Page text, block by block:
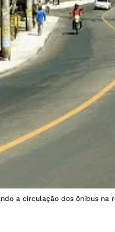
a circulação dos ônibus na